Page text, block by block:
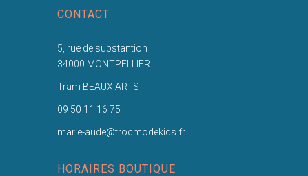
CONTACT
5, rue de substantion
34000 MONTPELLIER
Tram BEAUX ARTS
09 50 11 16 75
marie-aude@trocmodekids.fr
HORAIRES BOUTIQUE